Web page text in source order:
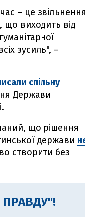
– це звільнення
що виходить від
зусиль", –
спільну
Держави
що рішення
держави
створити без